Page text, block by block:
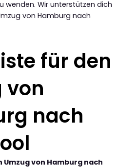
wenden. Wir unterstützen dich
von Hamburg nach
für den
von
nach
von Hamburg nach